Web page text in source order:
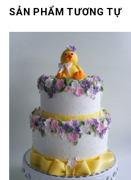
SẢN PHẨM TƯƠNG TỰ